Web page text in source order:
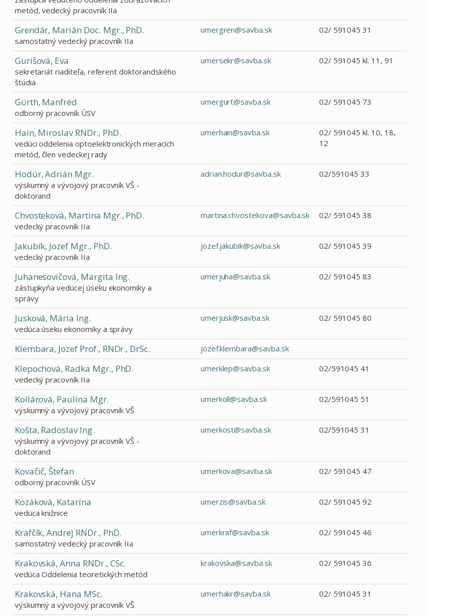
metód, vedecký pracovník IIa
Grendár, Marián Doc. Mgr., PhD.
samostatný vedecký pracovník IIa
umergren@savba.sk 02/ 591045 31
Gurišová, Eva
sekretariát riaditeľa, referent doktorandského
štúdia
umersekr@savba.sk 02/ 591045 kl. 11, 91
Gürth, Manfréd
odborný pracovník ÚSV
umergurt@savba.sk 02/ 591045 73
Hain, Miroslav RNDr., PhD.
vedúci oddelenia optoelektronických meracích
metód, člen vedeckej rady
umerhain@savba.sk
02/ 591045 kl. 10, 18,
12
Hodúr, Adrián Mgr.
výskumný a vývojový pracovník VŠ -
doktorand
adrian.hodur@savba.sk 02/591045 33
Chvosteková, Martina Mgr., PhD.
vedecký pracovník IIa
martina.chvostekova@savba.sk 02/ 591045 38
Jakubík, Jozef Mgr., PhD.
vedecký pracovník IIa
jozef.jakubik@savba.sk 02/ 591045 39
Juhanesovičová, Margita Ing.
zástupkyňa vedúcej úseku ekonomiky a
správy
umerjuha@savba.sk 02/ 591045 83
Jusková, Mária Ing.
vedúca úseku ekonomiky a správy
umerjusk@savba.sk 02/ 591045 80
Klembara, Jozef Prof., RNDr., DrSc. jozef.klembara@savba.sk
Klepochová, Radka Mgr., PhD.
vedecký pracovník IIa
umerklep@savba.sk 02/591045 41
Kollárová, Paulína Mgr.
výskumný a vývojový pracovník VŠ
umerkoll@savba.sk 02/591045 51
Košta, Radoslav Ing.
výskumný a vývojový pracovník VŠ -
doktorand
umerkost@savba.sk 02/591045 31
Kovačič, Štefan
odborný pracovník ÚSV
umerkova@savba.sk 02/ 591045 47
Kozáková, Katarína
vedúca knižnice
umerzis@savba.sk 02/ 591045 92
Krafčík, Andrej RNDr., PhD.
samostatný vedecký pracovník IIa
umerkraf@savba.sk 02/ 591045 46
Krakovská, Anna RNDr., CSc.
vedúca Oddelenia teoretických metód
krakovska@savba.sk 02/ 591045 36
Krakovská, Hana MSc.
výskumný a vývojový pracovník VŠ
umerhakr@savba.sk 02/ 591045 31